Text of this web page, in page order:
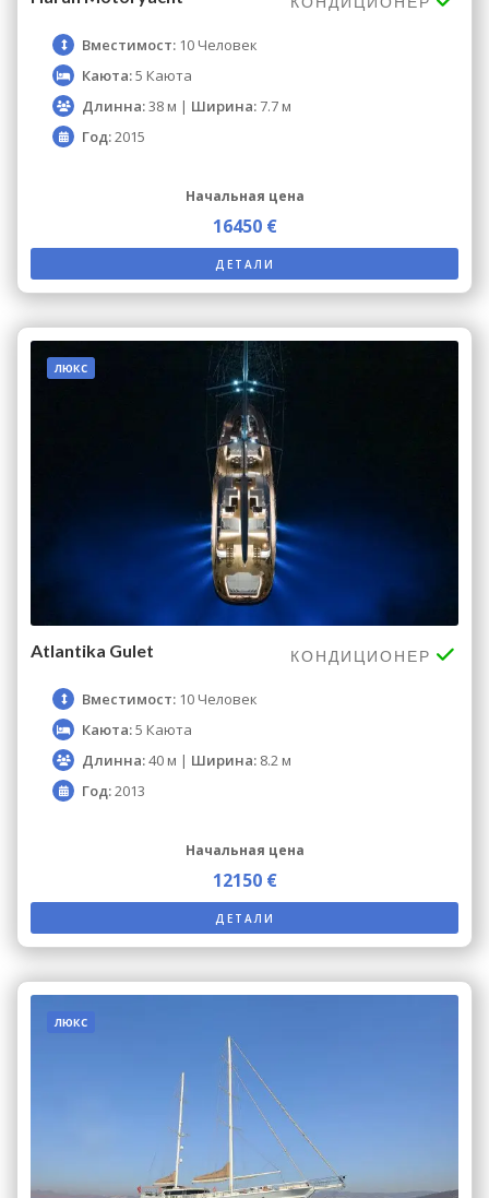
Вместимост: 10 Человек
Каюта:5 Каюта
Длинна:38 м | Ширина:7.7 м
Год:2015
Начальная цена
16450 €
ДЕТАЛИ
люкс
Atlantika Gulet КОНДИЦИОНЕР
Вместимост: 10 Человек
Каюта:5 Каюта
Длинна:40 м | Ширина: 8.2 м
Год:2013
Начальная цена
12150 €
ДЕТАЛИ
люкс